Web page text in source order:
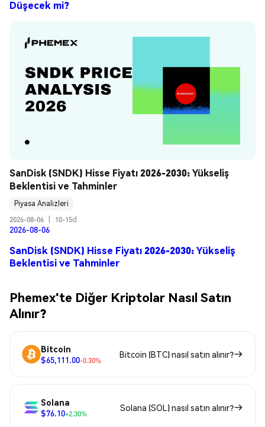
Düşecek mi?
SanDisk (SNDK) Hisse Fiyatı 2026-2030: Yükseliş
Beklentisi ve Tahminler
Piyasa Analizleri
2026-08-06
10-15d
2026-08-06
SanDisk (SNDK) Hisse Fiyatı 2026-2030: Yükseliş
Beklentisi ve Tahminler
Phemex'te Diğer Kriptolar Nasıl Satın
Alınır?
Bitcoin
$65,111.00-0.30%
Bitcoin (BTC) nasıl satın alınır?
Solana
$76.10+2.30%
Solana (SOL) nasıl satın alınır?